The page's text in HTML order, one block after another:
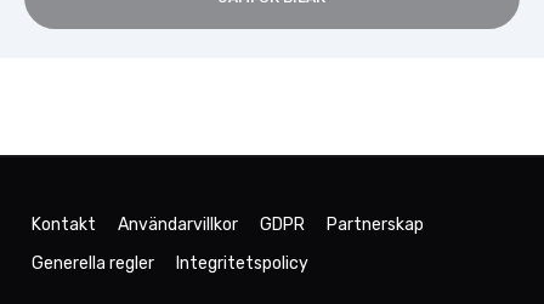
Kontakt Användarvillkor GDPR
Partnerskap
Generella regler
Integritetspolicy